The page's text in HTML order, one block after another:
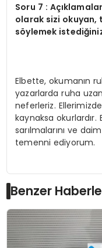
Soru 7 :
olarak sizi okuyan,
söylemek
Elbette, okumanın
yazarlarda ruha
neferleriz.
kaynaksa okurlardır.
sarılmalarını ve
temenni ediyorum.
Benzer